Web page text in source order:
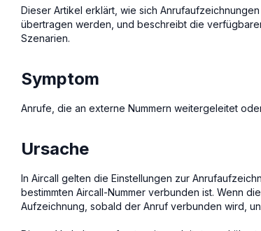
Dieser Artikel erklärt, wie sich
übertragen werden, und beschreibt die
Szenarien.
Symptom
Anrufe, die an externe Nummern weitergeleitet
Ursache
In Aircall gelten die Einstellungen zur
bestimmten Aircall-Nummer verbunden ist. Wenn
Aufzeichnung, sobald der Anruf verbunden wird,